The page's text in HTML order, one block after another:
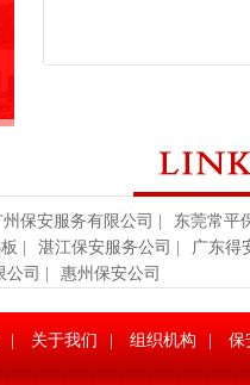
州保安服务有限公司
东莞常平
湛江保安服务公司
广东得
公司 惠州保安公司
关于我们 组织机构 保